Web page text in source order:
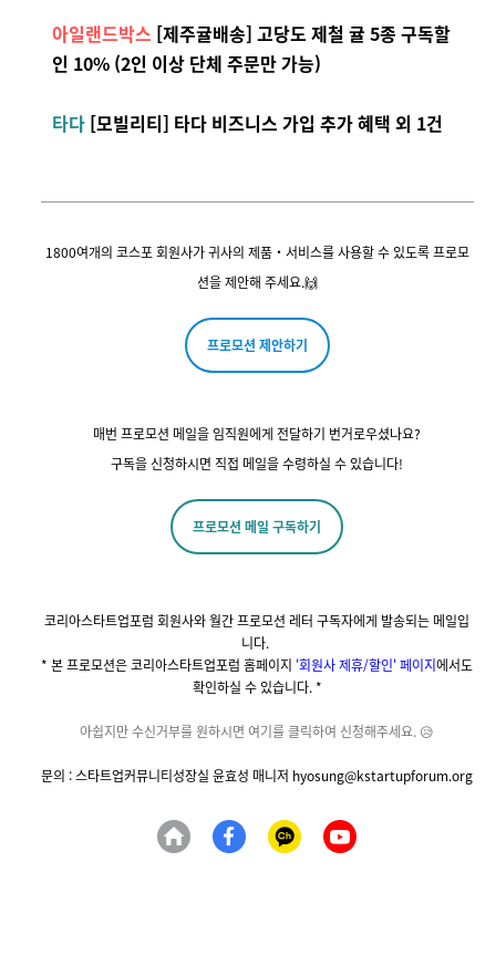
아일랜드박스 [제주귤배송] 고당도 제철 귤 5종 구독할
인 10% (2인 이상 단체 주문만 가능)
타다 [모빌리티] 타다 비즈니스 가입 추가 혜택 외 1건
1800여개의 코스포 회원사가 귀사의 제품・서비스를 사용할 수 있도록 프로모
션을 제안해 주세요.🙌
프로모션 제안하기
매번 프로모션 메일을임직원에게 전달하기 번거로우셨나요?
구독을 신청하시면 직접 메일을 수령하실 수 있습니다!
프로모션 메일 구독하기
코리아스타트업포럼 회원사와 월간 프로모션 레터 구독자에게 발송되는 메일입
니다.
* 본 프로모션은 코리아스타트업포럼 홈페이지 '회원사 제휴/할인' 페이지에서도
확인하실 수 있습니다. *
아쉽지만 수신거부를 원하시면 여기를 클릭하여 신청해주세요. 😥
문의 : 스타트업커뮤니티성장실 윤효성 매니저 hyosung@kstartupforum.org